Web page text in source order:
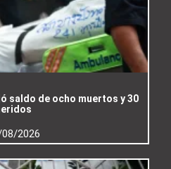
saldo de ocho muertos y 30
2026